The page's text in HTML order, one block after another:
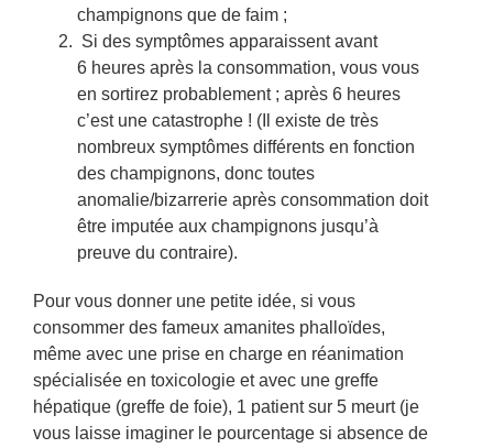
champignons que de faim ;
Si des symptômes apparaissent avant
6 heures après la consommation, vous vous
en sortirez probablement ; après 6 heures
c’est une catastrophe ! (Il existe de très
nombreux symptômes différents en fonction
des champignons, donc toutes
anomalie/bizarrerie après consommation doit
être imputée aux champignons jusqu’à
preuve du contraire).
Pour vous donner une petite idée, si vous
consommer des fameux amanites phalloïdes,
même avec une prise en charge en réanimation
spécialisée en toxicologie et avec une greffe
hépatique (greffe de foie), 1 patient sur 5 meurt (je
vous laisse imaginer le pourcentage si absence de